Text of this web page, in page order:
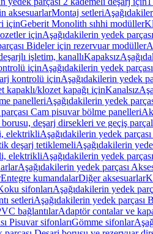
aksesuarlarMontaj setleri
içinGeberit Monolith sıhhi modüller
içinAşağıdakilerin yedek
Bideler için rezervuar modüller
işletim, kanallıKapaksız
içinAşağıdakilerin yedek
kontrolü içinAşağıdakilerin yedek
kapaklı/klozet kapağı içinKanalsız
panelleriAşağıdakilerin yedek
Cam pisuvar bölme panelleri
deşarj dirsekleri ve geçiş
elektrikliAşağıdakilerin yedek
deşarj tetiklemeliAşağıdakilerin
elektrikliAşağıdakilerin yedek
Aşağıdakilerin yedek parçası
Entegre kumandalarDiğer aksesuarlar
sifonlarıAşağıdakilerin yedek
setleriAşağıdakilerin yedek parçası
bağlantılarAdaptör contalar ve
Pisuvar sifonlarıGömme sifonlar